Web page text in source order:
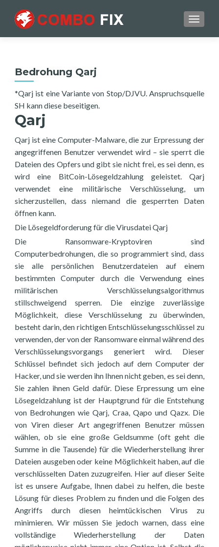
Bedrohung Qarj
*Qarj ist eine Variante von Stop/DJVU. Anspruchsquelle
SH kann diese beseitigen.
Qarj
Qarj ist eine Computer-Malware, die zur Erpressung der
angegriffenen Benutzer verwendet wird – sie sperrt die
Dateien des Opfers und gibt sie nicht frei, es sei denn, es
wird eine BitCoin-Lösegeldzahlung geleistet. Qarj
verwendet eine militärische Verschlüsselung, um
sicherzustellen, dass niemand die gesperrten Daten
öffnen kann.
Die Lösegeldforderung für die Virusdatei Qarj
Die Ransomware-Kryptoviren sind
Computerbedrohungen, die so programmiert sind, dass
sie alle persönlichen Benutzerdateien auf einem
bestimmten Computer durch die Verwendung eines
militärischen Verschlüsselungsalgorithmus
stillschweigend sperren. Die einzige zuverlässige
Möglichkeit, diese Verschlüsselung zu überwinden,
besteht darin, den richtigen Entschlüsselungsschlüssel zu
verwenden, der von der Ransomware einmal während des
Verschlüsselungsvorgangs generiert wird. Dieser
Schlüssel befindet sich jedoch auf dem Computer der
Hacker, und sie werden ihn Ihnen nicht geben, es sei denn,
Sie zahlen ihnen Geld dafür. Diese Erpressung um eine
Lösegeldzahlung ist der Hauptgrund für die Entstehung
von Bedrohungen wie Qarj, Craa, Qapo und Qazx. Die
von Viren dieser Art angegriffenen Benutzer müssen
wählen, ob sie eine große Geldsumme (oft geht die
Summe in die Tausende) für die Wiederherstellung ihrer
Dateien ausgeben oder keine Möglichkeit haben, auf die
verschlüsselten Daten zuzugreifen. Hier auf dieser Seite
ist es unsere Aufgabe, Ihnen dabei zu helfen, die beste
Lösung für dieses Problem zu finden und die Folgen des
Angriffs durch diesen heimtückischen Virus zu
minimieren. Wir müssen Sie jedoch warnen, dass eine
vollständige Wiederherstellung der Daten